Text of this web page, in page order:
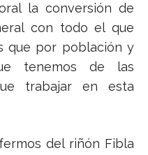
la conversión de
con todo el que
que por población y
tenemos de las
trabajar en esta
del riñón Fibla